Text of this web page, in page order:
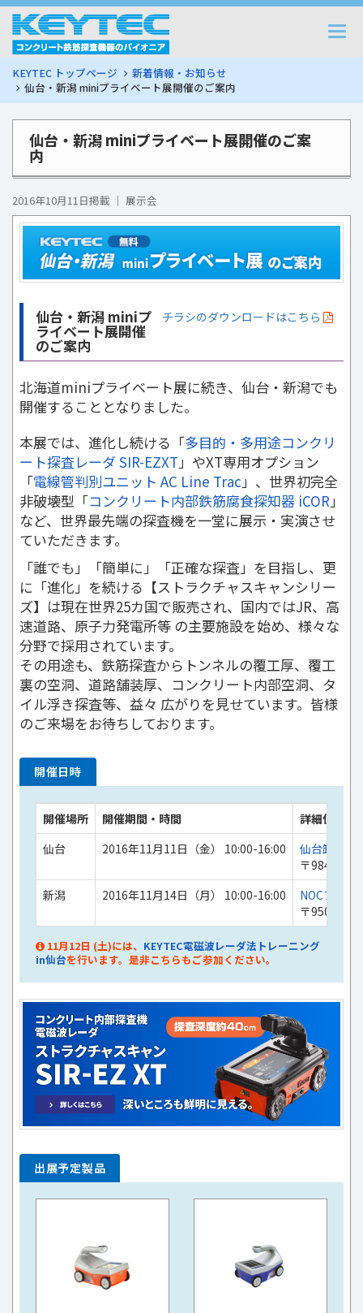
KEYTEC トップページ
新着情報・お知らせ
仙台・新潟 miniプライベート展開催のご案内
仙台・新潟 miniプライベート展開催のご案
内
2016年10月11日掲載 ｜ 展示会
チラシのダウンロードはこちら
仙台・新潟 miniプ
ライベート展開催
のご案内
北海道miniプライベート展に続き、仙台・新潟でも
開催することとなりました。
本展では、進化し続ける「多目的・多用途コンクリ
ート探査レーダ SIR-EZXT 」やXT専用オプション
「電線管判別ユニット AC Line Trac 」、世界初完全
非破壊型「コンクリート内部鉄筋腐食探知器 iCOR 」
など、世界最先端の探査機を一堂に展示・実演させ
ていただきます。
「誰でも」「簡単に」「正確な探査」を目指し、更
に「進化」を続ける【ストラクチャスキャンシリー
ズ】は現在世界25カ国で販売され、国内ではJR、高
速道路、原子力発電所等 の主要施設を始め、様々な
分野で採用されています。
その用途も、鉄筋探査からトンネルの覆工厚、覆工
裏の空洞、道路舗装厚、コンクリート内部空洞、タ
イル浮き探査等、益々 広がりを見せています。 皆様
のご来場をお待ちしております。
開催日時
開催場所 開催期間・時間
詳細住所
仙台
2016年11月11日（金） 10:00-16:00
仙台卸商セ
〒984-
新潟
2016年11月14日（月） 10:00-16:00
NOCプラ
〒950-
11月12日 (土)には、 KEYTEC電磁波レーダ法トレーニング
in仙台を行います。是非こちらもご参加ください。
出展予定製品